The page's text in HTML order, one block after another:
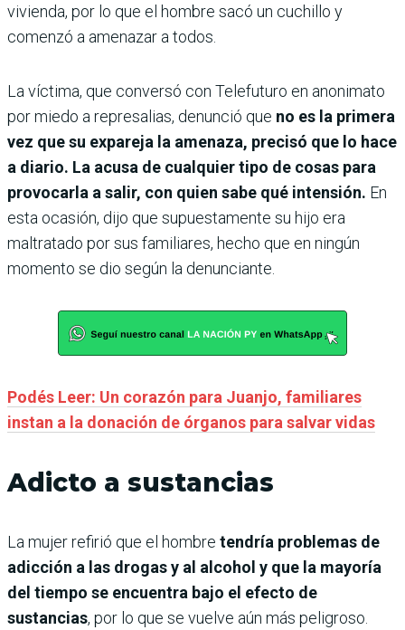
vivienda, por lo que el hombre sacó un cuchillo y
comenzó a amenazar a todos.
La víctima, que conversó con Telefuturo en anonimato
por miedo a represalias, denunció que no es la primera
vez que su expareja la amenaza, precisó que lo hace
a diario. La acusa de cualquier tipo de cosas para
provocarla a salir, con quien sabe qué intensión. En
esta ocasión, dijo que supuestamente su hijo era
maltratado por sus familiares, hecho que en ningún
momento se dio según la denunciante.
Podés Leer: Un corazón para Juanjo, familiares
instan a la donación de órganos para salvar vidas
Adicto a sustancias
La mujer refirió que el hombre tendría problemas de
adicción a las drogas y al alcohol y que la mayoría
del tiempo se encuentra bajo el efecto de
sustancias, por lo que se vuelve aún más peligroso.